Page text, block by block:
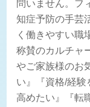
問いません。フ
知症予防の手芸
く働きやすい職
称賛のカルチャ
やご家族様のお
い』『資格/経験
高めたい』『転